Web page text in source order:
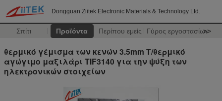
Dongguan Ziitek Electronic Materials & Technology Ltd.
Σπίτι Προϊόντα Περίπου εμείς Γύρος εργοστασίων
>>
θερμικό γέμισμα των κενών 3.5mm Τ/θερμικό
αγώγιμο μαξιλάρι TIF3140 για την ψύξη των
ηλεκτρονικών στοιχείων